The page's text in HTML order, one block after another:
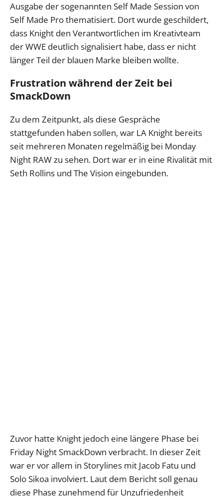
Ausgabe der sogenannten Self Made Session von
Self Made Pro thematisiert. Dort wurde geschildert,
dass Knight den Verantwortlichen im Kreativteam
der WWE deutlich signalisiert habe, dass er nicht
länger Teil der blauen Marke bleiben wollte.
Frustration während der Zeit bei
SmackDown
Zu dem Zeitpunkt, als diese Gespräche
stattgefunden haben sollen, war LA Knight bereits
seit mehreren Monaten regelmäßig bei Monday
Night RAW zu sehen. Dort war er in eine Rivalität mit
Seth Rollins und The Vision eingebunden.
Zuvor hatte Knight jedoch eine längere Phase bei
Friday Night SmackDown verbracht. In dieser Zeit
war er vor allem in Storylines mit Jacob Fatu und
Solo Sikoa involviert. Laut dem Bericht soll genau
diese Phase zunehmend für Unzufriedenheit